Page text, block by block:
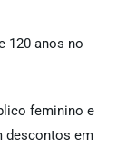
120 anos no
feminino e
descontos em